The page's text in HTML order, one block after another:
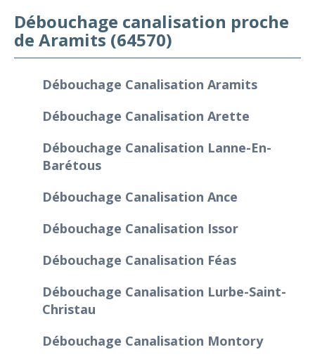
Débouchage canalisation proche
de Aramits (64570)
Débouchage Canalisation Aramits
Débouchage Canalisation Arette
Débouchage Canalisation Lanne-En-
Barétous
Débouchage Canalisation Ance
Débouchage Canalisation Issor
Débouchage Canalisation Féas
Débouchage Canalisation Lurbe-Saint-
Christau
Débouchage Canalisation Montory